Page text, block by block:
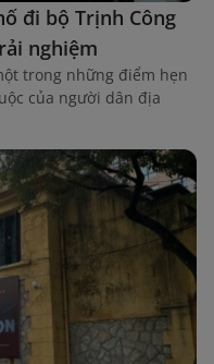
đi bộ Trịnh Công
nghiệm
trong những điểm hẹn
của người dân địa